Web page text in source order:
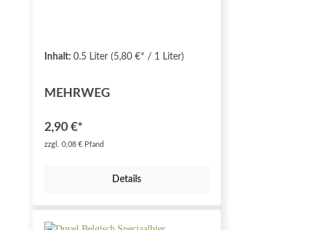
Inhalt: 0.5 Liter (5,80 €* / 1 Liter)
MEHRWEG
2,90 €*
zzgl. 0,08 € Pfand
Details